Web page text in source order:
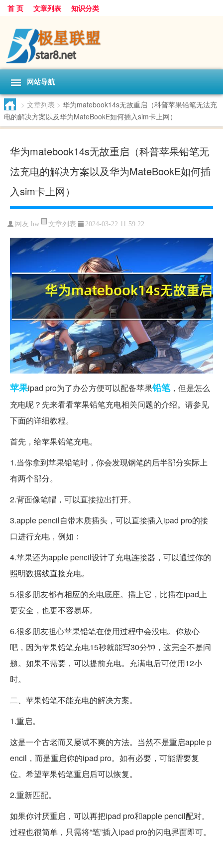
首 页 文章列表 知识分类
网站导航
> 文章列表 > 华为matebook14s无故重启（科普苹果铅笔无法充
电的解决方案以及华为MateBookE如何插入sim卡上网）
华为matebook14s无故重启（科普苹果铅笔无
法充电的解决方案以及华为MateBookE如何插
入sim卡上网）
网友:hw 文章列表 2024-03-22 11:59:22
苹果ipad pro为了办公方便可以配备苹果铅笔，但是怎么
充电呢？先来看看苹果铅笔充电相关问题的介绍。请参见
下面的详细教程。
首先，给苹果铅笔充电。
1.当你拿到苹果铅笔时，你会发现钢笔的后半部分实际上
有两个部分。
2.背面像笔帽，可以直接拉出打开。
3.apple pencil自带木质插头，可以直接插入ipad pro的接
口进行充电，例如：
4.苹果还为apple pencil设计了充电连接器，可以通过你的
照明数据线直接充电。
5.很多朋友都有相应的充电底座。插上它，比插在ipad上
更安全，也更不容易坏。
6.很多朋友担心苹果铅笔在使用过程中会没电。你放心
吧，因为苹果铅笔充电15秒就能写30分钟，这完全不是问
题。如果不需要，可以提前充电。充满电后可使用12小
时。
二、苹果铅笔不能充电的解决方案。
1.重启。
这是一个古老而又屡试不爽的方法。当然不是重启apple p
encil，而是重启你的ipad pro。如有必要，可能需要复
位。希望苹果铅笔重启后可以恢复。
2.重新匹配。
如果你讨厌重启，可以再把ipad pro和apple pencil配对。
过程也很简单，只需将“笔”插入ipad pro的闪电界面即可。